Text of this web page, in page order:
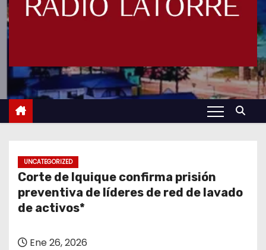
UNCATEGORIZED
Corte de Iquique confirma prisión
preventiva de líderes de red de lavado
de activos*
Ene 26, 2026